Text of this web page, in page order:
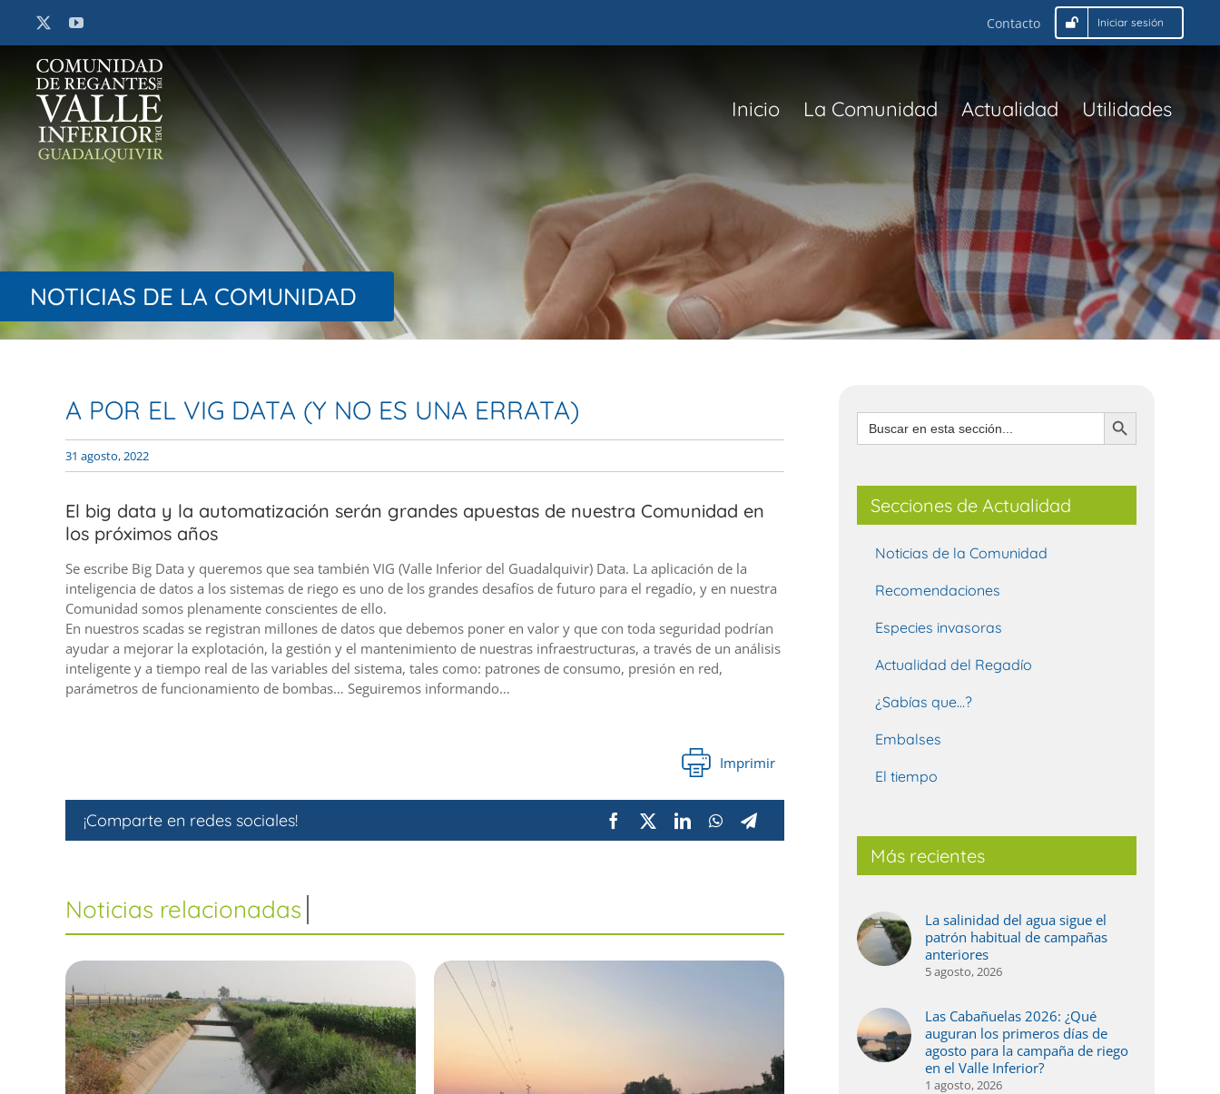
contenido
Contacto Iniciar sesión
Inicio La Comunidad Actualidad Utilidades
NOTICIAS DE LA COMUNIDAD
A POR EL VIG DATA (Y NO ES UNA ERRATA)
31 agosto, 2022
El big data y la automatización serán grandes apuestas de nuestra Comunidad en
los próximos años
Se escribe Big Data y queremos que sea también VIG (Valle Inferior del Guadalquivir) Data. La aplicación de la
inteligencia de datos a los sistemas de riego es uno de los grandes desafíos de futuro para el regadío, y en nuestra
Comunidad somos plenamente conscientes de ello.
En nuestros scadas se registran millones de datos que debemos poner en valor y que con toda seguridad podrían
ayudar a mejorar la explotación, la gestión y el mantenimiento de nuestras infraestructuras, a través de un análisis
inteligente y a tiempo real de las variables del sistema, tales como: patrones de consumo, presión en red,
parámetros de funcionamiento de bombas… Seguiremos informando…
Imprimir
¡Comparte en redes sociales!
Buscar: Botón de búsqueda
Secciones de Actualidad
Noticias de la Comunidad
Recomendaciones
Especies invasoras
Actualidad del Regadío
¿Sabías que…?
Embalses
El tiempo
Más recientes
La salinidad del agua sigue el
patrón habitual de campañas
anteriores
5 agosto, 2026
Las Cabañuelas 2026: ¿Qué
auguran los primeros días de
agosto para la campaña de riego
en el Valle Inferior?
1 agosto, 2026